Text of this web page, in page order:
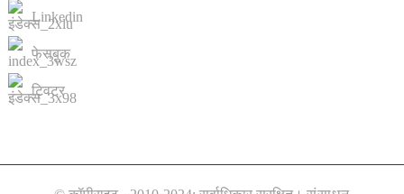
Linkedin
फेसबुक
ट्विटर